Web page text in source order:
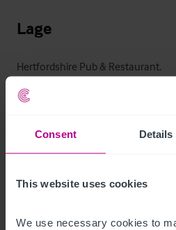
Consent Details
This website uses cookies
We use necessary cookies to
Lage
Hertfordshire Pub & Restaurant.
Freehold Pub & Restaurant
Per E-Mail Teilen